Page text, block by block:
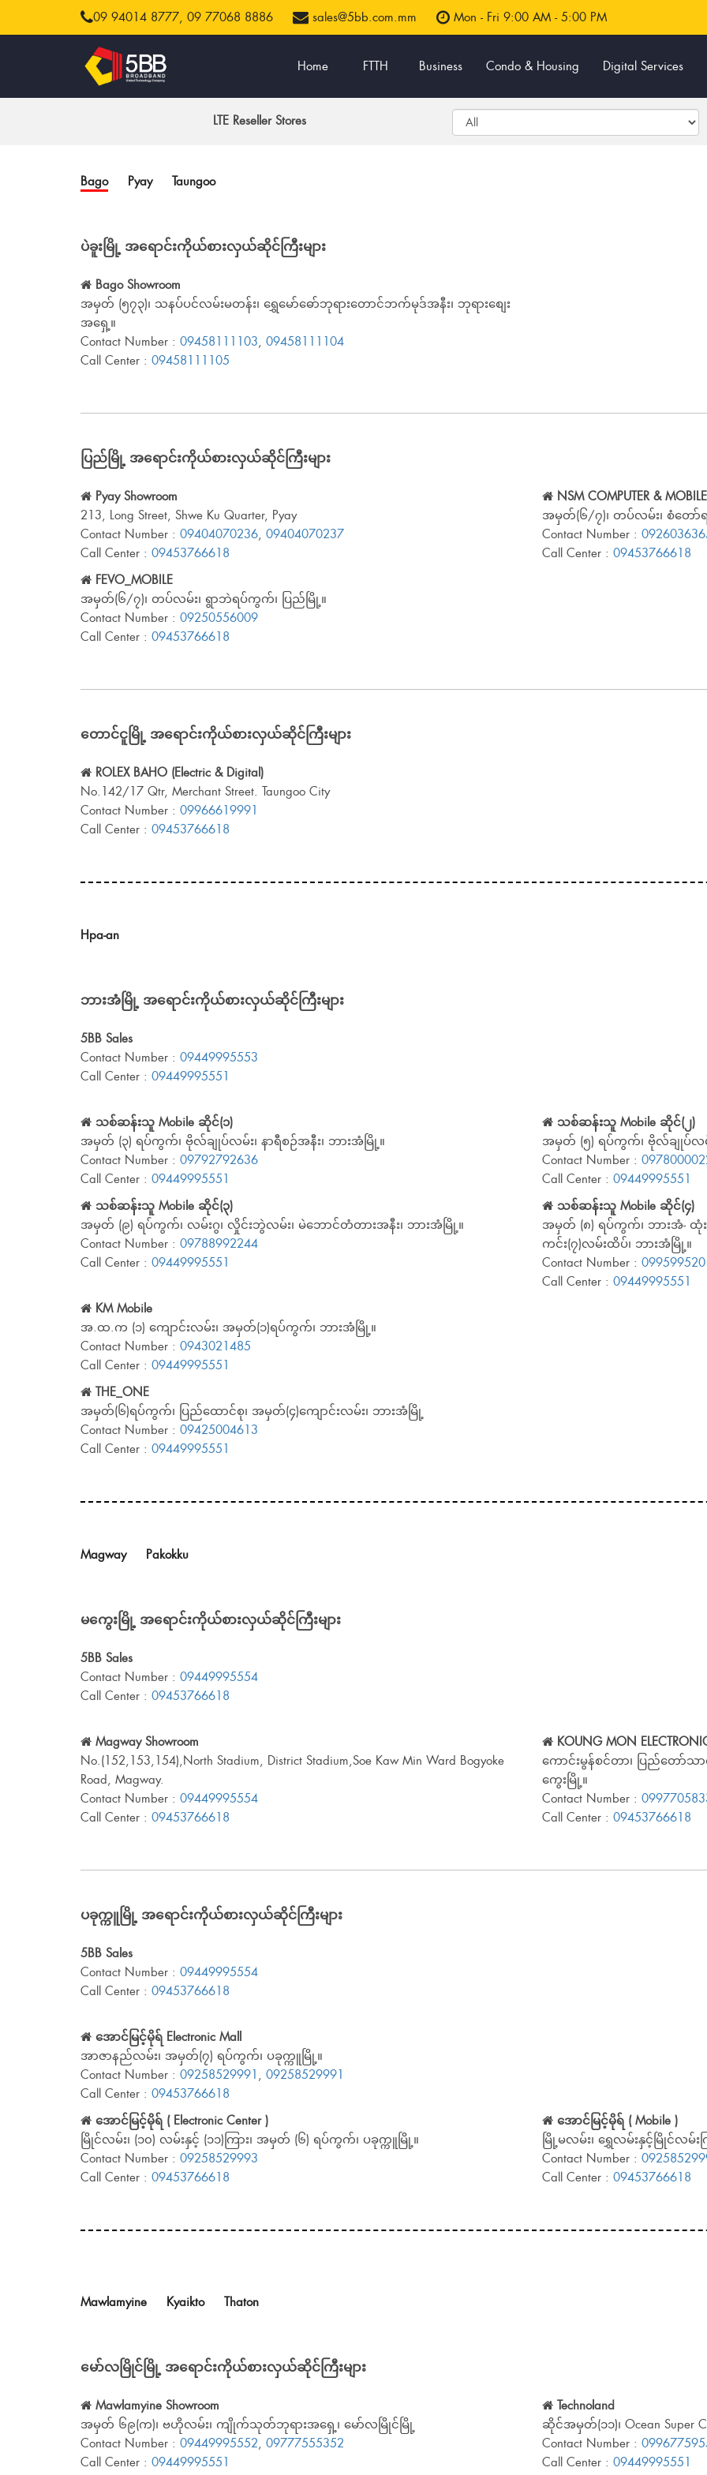
09 94014 8777, 09 77068 8886 sales@5bb.com.mm Mon - Fri 9:00 AM - 5:00 PM
Home FTTH Business Condo & Housing Digital Services
LTE Reseller Stores
Bago Pyay Taungoo
ပဲခူးမြို့ အရောင်းကိုယ်စားလှယ်ဆိုင်ကြီးများ
Bago Showroom
အမှတ် (၅၇၃)၊ သနပ်ပင်လမ်းမတန်း၊ ရွှေမော်ဓော်ဘုရားတောင်ဘက်မုဒ်အနီး၊ ဘုရားစျေး
အရှေ့။
Contact Number : 09458111103, 09458111104
Call Center : 09458111105
ပြည်မြို့ အရောင်းကိုယ်စားလှယ်ဆိုင်ကြီးများ
Pyay Showroom
213, Long Street, Shwe Ku Quarter, Pyay
Contact Number : 09404070236, 09404070237
Call Center : 09453766618
NSM COMPUTER & MOBILE
အမှတ်(၆/၇)၊ တပ်လမ်း၊ စံတော်
Contact Number :
Call Center : 09453766618
FEVO_MOBILE
အမှတ်(၆/၇)၊ တပ်လမ်း၊ ရွာဘဲရပ်ကွက်၊ ပြည်မြို့။
Contact Number : 09250556009
Call Center : 09453766618
တောင်ငူမြို့ အရောင်းကိုယ်စားလှယ်ဆိုင်ကြီးများ
ROLEX BAHO (Electric & Digital)
No.142/17 Qtr, Merchant Street. Taungoo City
Contact Number : 09966619991
Call Center : 09453766618
Hpa-an
ဘားအံမြို့ အရောင်းကိုယ်စားလှယ်ဆိုင်ကြီးများ
5BB Sales
Contact Number : 09449995553
Call Center : 09449995551
သစ်ဆန်းသူ Mobile ဆိုင်(၁)
အမှတ် (၃) ရပ်ကွက်၊ ဗိုလ်ချုပ်လမ်း၊ နာရီစဉ်အနီး၊ ဘားအံမြို့။
Contact Number : 09792792636
Call Center : 09449995551
သစ်ဆန်းသူ Mobile ဆိုင်(၂)
အမှတ် (၅) ရပ်ကွက်၊ ဗိုလ်ချုပ်လမ်
Contact Number :
Call Center : 09449995551
သစ်ဆန်းသူ Mobile ဆိုင်(၃)
အမှတ် (၉) ရပ်ကွက်၊ လမ်းဂွ၊ လှိုင်းဘွဲလမ်း၊ မဲဘောင်တံတားအနီး၊ ဘားအံမြို့။
Contact Number : 09788992244
Call Center : 09449995551
သစ်ဆန်းသူ Mobile ဆိုင်(၄)
အမှတ် (၈) ရပ်ကွက်၊ ဘားအံ- ထုံး
ကင်း(၇)လမ်းထိပ်၊ ဘားအံမြို့။
Contact Number :
Call Center : 09449995551
KM Mobile
အ.ထ.က (၁) ကျောင်းလမ်း၊ အမှတ်(၁)ရပ်ကွက်၊ ဘားအံမြို့။
Contact Number : 0943021485
Call Center : 09449995551
THE_ONE
အမှတ်(၆)ရပ်ကွက်၊ ပြည်ထောင်စု၊ အမှတ်(၄)ကျောင်းလမ်း၊ ဘားအံမြို့
Contact Number : 09425004613
Call Center : 09449995551
Magway Pakokku
မကွေးမြို့ အရောင်းကိုယ်စားလှယ်ဆိုင်ကြီးများ
5BB Sales
Contact Number : 09449995554
Call Center : 09453766618
Magway Showroom
No.(152,153,154),North Stadium, District Stadium,Soe Kaw Min Ward Bogyoke
Road, Magway.
Contact Number : 09449995554
Call Center : 09453766618
KOUNG MON
ကောင်းမွန်စင်တာ၊ ပြည်တော်သ
ကွေးမြို့။
Contact Number :
Call Center : 09453766618
ပခုက္ကူမြို့ အရောင်းကိုယ်စားလှယ်ဆိုင်ကြီးများ
5BB Sales
Contact Number : 09449995554
Call Center : 09453766618
အောင်မြင့်မိုရ် Electronic Mall
အာဇာနည်လမ်း၊ အမှတ်(၇) ရပ်ကွက်၊ ပခုက္ကူမြို့။
Contact Number : 09258529991 , 09258529991
Call Center : 09453766618
အောင်မြင့်မိုရ် ( Electronic Center )
မြိုင်လမ်း၊ (၁၀) လမ်းနှင့် (၁၁)ကြား၊ အမှတ် (၆) ရပ်ကွက်၊ ပခုက္ကူမြို့။
Contact Number : 09258529993
Call Center : 09453766618
အောင်မြင့်မိုရ် ( Mobile )
မြို့မလမ်း၊ ရွှေလမ်းနှင့်မြိုင်လမ်
Contact Number :
Call Center : 09453766618
Mawlamyine Kyaikto Thaton
မော်လမြိုင်မြို့ အရောင်းကိုယ်စားလှယ်ဆိုင်ကြီးများ
Mawlamyine Showroom
အမှတ် ၆၉(က)၊ ဗဟိုလမ်း၊ ကျိုက်သုတ်ဘုရားအရှေ့၊ မော်လမြိုင်မြို့
Contact Number : 09449995552, 09777555352
Call Center : 09449995551
Technoland
ဆိုင်အမှတ်(၁၁)၊ Ocean Super
Contact Number :
Call Center : 09449995551